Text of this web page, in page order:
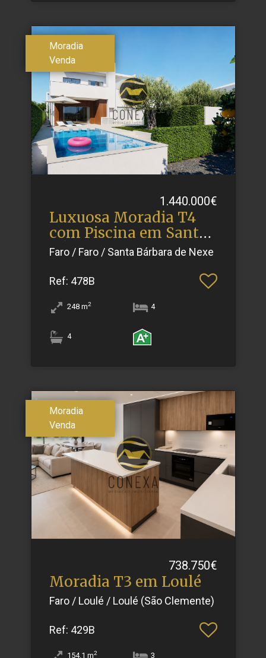
Moradia
Venda
1.440.000€
Luxuosa Moradia T4
com Piscina em Santa
Bárba.​..
Faro / Faro / Santa Bárbara de Nexe
Ref: 478B
248 m2 4
4
Moradia
Venda
738.750€
Moradia T3 em Loulé
Faro / Loulé / Loulé (São Clemente)
Ref: 429B
154.1 m2 3